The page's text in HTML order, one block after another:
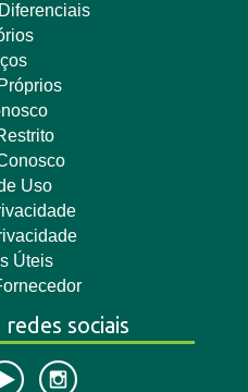
Uso
Úteis
redes sociais